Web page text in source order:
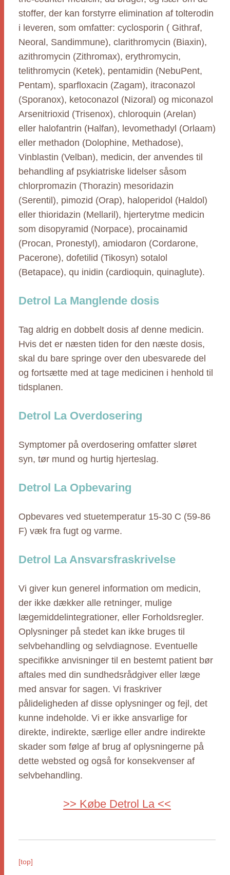
stoffer, der kan forstyrre elimination af tolterodin
i leveren, som omfatter: cyclosporin ( Githraf,
Neoral, Sandimmune), clarithromycin (Biaxin),
azithromycin (Zithromax), erythromycin,
telithromycin (Ketek), pentamidin (NebuPent,
Pentam), sparfloxacin (Zagam), itraconazol
(Sporanox), ketoconazol (Nizoral) og miconazol
Arsenitrioxid (Trisenox), chloroquin (Arelan)
eller halofantrin (Halfan), levomethadyl (Orlaam)
eller methadon (Dolophine, Methadose),
Vinblastin (Velban), medicin, der anvendes til
behandling af psykiatriske lidelser såsom
chlorpromazin (Thorazin) mesoridazin
(Serentil), pimozid (Orap), haloperidol (Haldol)
eller thioridazin (Mellaril), hjerterytme medicin
som disopyramid (Norpace), procainamid
(Procan, Pronestyl), amiodaron (Cordarone,
Pacerone), dofetilid (Tikosyn) sotalol
(Betapace), qu inidin (cardioquin, quinaglute).
Detrol La Manglende dosis
Tag aldrig en dobbelt dosis af denne medicin.
Hvis det er næsten tiden for den næste dosis,
skal du bare springe over den ubesvarede del
og fortsætte med at tage medicinen i henhold til
tidsplanen.
Detrol La Overdosering
Symptomer på overdosering omfatter sløret
syn, tør mund og hurtig hjerteslag.
Detrol La Opbevaring
Opbevares ved stuetemperatur 15-30 C (59-86
F) væk fra fugt og varme.
Detrol La Ansvarsfraskrivelse
Vi giver kun generel information om medicin,
der ikke dækker alle retninger, mulige
lægemiddelintegrationer, eller Forholdsregler.
Oplysninger på stedet kan ikke bruges til
selvbehandling og selvdiagnose. Eventuelle
specifikke anvisninger til en bestemt patient bør
aftales med din sundhedsrådgiver eller læge
med ansvar for sagen. Vi fraskriver
pålideligheden af disse oplysninger og fejl, det
kunne indeholde. Vi er ikke ansvarlige for
direkte, indirekte, særlige eller andre indirekte
skader som følge af brug af oplysningerne på
dette websted og også for konsekvenser af
selvbehandling.
>> Købe Detrol La <<
[top]